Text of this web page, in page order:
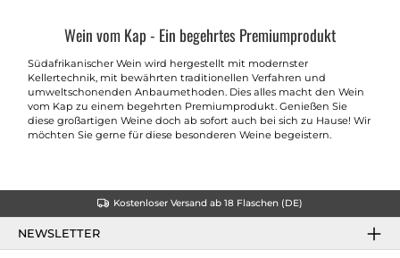
Wein vom Kap - Ein begehrtes Premiumprodukt
Südafrikanischer Wein wird hergestellt mit modernster
Kellertechnik, mit bewährten traditionellen Verfahren und
umweltschonenden Anbaumethoden. Dies alles macht den Wein
vom Kap zu einem begehrten Premiumprodukt. Genießen Sie
diese großartigen Weine doch ab sofort auch bei sich zu Hause! Wir
möchten Sie gerne für diese besonderen Weine begeistern.
Kostenloser Versand ab 18 Flaschen (DE)
NEWSLETTER